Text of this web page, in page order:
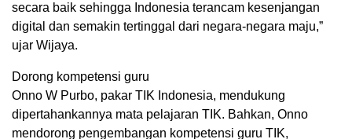
secara baik sehingga Indonesia terancam kesenjangan
digital dan semakin tertinggal dari negara-negara maju,”
ujar Wijaya.
Dorong kompetensi guru
Onno W Purbo, pakar TIK Indonesia, mendukung
dipertahankannya mata pelajaran TIK. Bahkan, Onno
mendorong pengembangan kompetensi guru TIK,